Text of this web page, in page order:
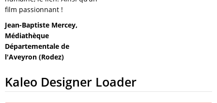
film passionnant !
Jean-Baptiste Mercey,
Médiathèque
Départementale de
l'Aveyron (Rodez)
Kaleo Designer Loader